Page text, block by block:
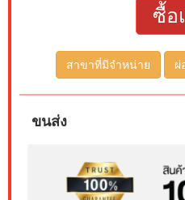
ซื้อ
สาขาที่มีจำหน่าย ผ่
ขนส่ง